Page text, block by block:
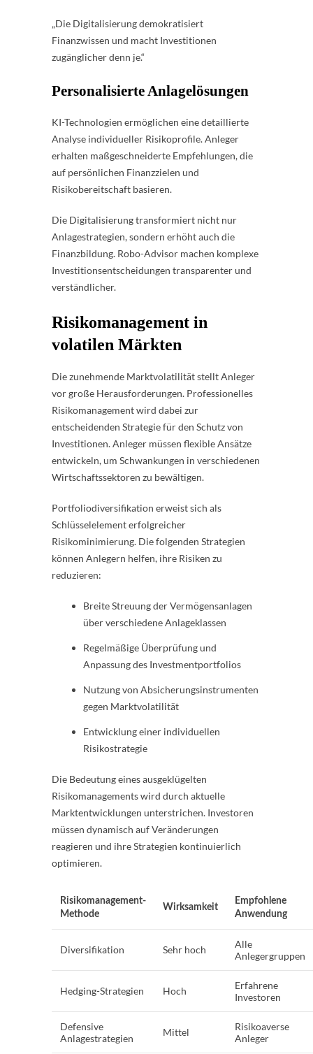
„Die Digitalisierung demokratisiert
Finanzwissen und macht Investitionen
zugänglicher denn je.“
Personalisierte Anlagelösungen
KI-Technologien ermöglichen eine detaillierte
Analyse individueller Risikoprofile. Anleger
erhalten maßgeschneiderte Empfehlungen, die
auf persönlichen Finanzzielen und
Risikobereitschaft basieren.
Die Digitalisierung transformiert nicht nur
Anlagestrategien, sondern erhöht auch die
Finanzbildung. Robo-Advisor machen komplexe
Investitionsentscheidungen transparenter und
verständlicher.
Risikomanagement in
volatilen Märkten
Die zunehmende Marktvolatilität stellt Anleger
vor große Herausforderungen. Professionelles
Risikomanagement wird dabei zur
entscheidenden Strategie für den Schutz von
Investitionen. Anleger müssen flexible Ansätze
entwickeln, um Schwankungen in verschiedenen
Wirtschaftssektoren zu bewältigen.
Portfoliodiversifikation erweist sich als
Schlüsselelement erfolgreicher
Risikominimierung. Die folgenden Strategien
können Anlegern helfen, ihre Risiken zu
reduzieren:
Breite Streuung der Vermögensanlagen
über verschiedene Anlageklassen
Regelmäßige Überprüfung und
Anpassung des Investmentportfolios
Nutzung von Absicherungsinstrumenten
gegen Marktvolatilität
Entwicklung einer individuellen
Risikostrategie
Die Bedeutung eines ausgeklügelten
Risikomanagements wird durch aktuelle
Marktentwicklungen unterstrichen. Investoren
müssen dynamisch auf Veränderungen
reagieren und ihre Strategien kontinuierlich
optimieren.
Risikomanagement-
Methode
Wirksamkeit
Empfohlene
Anwendung
Diversifikation Sehr hoch
Alle
Anlegergruppen
Hedging-Strategien Hoch
Erfahrene
Investoren
Defensive
Anlagestrategien
Mittel
Risikoaverse
Anleger